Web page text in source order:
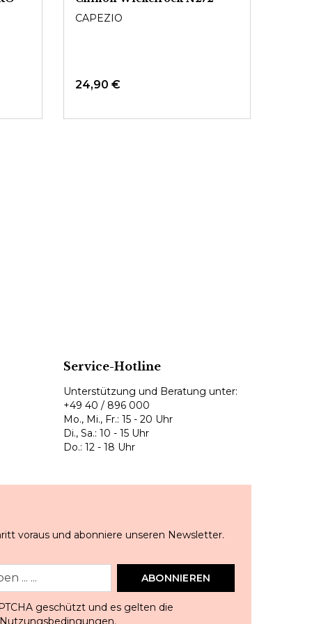
CAPEZIO
24,90 €
Service-Hotline
Unterstützung und Beratung unter:
+49 40 / 896 000
Mo., Mi., Fr.: 15 - 20 Uhr
Di., Sa.: 10 - 15 Uhr
Do.: 12 - 18 Uhr
voraus und abonniere unseren Newsletter.
ABONNIEREN
geschützt und es gelten die
Nutzungsbedingungen.